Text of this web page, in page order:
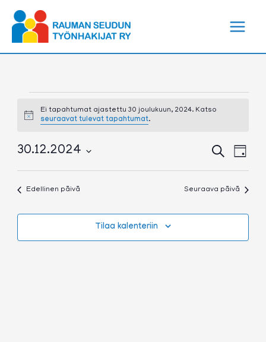
sisältöön
for
30
2024
Notice
Ei tapahtumat ajastettu 30 joulukuun, 2024. Katso
seuraavat tulevat tapahtumat.
Tapahtumat
Etsi
aja
Näkymät
navigointi
Etsi
Päivä
30.12.2024
Edellinen päivä Seuraava päivä
Tilaa kalenteriin